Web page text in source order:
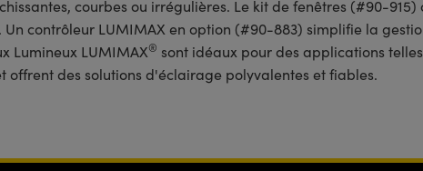
courbes ou irrégulières. Le kit de fenêtres (#90-
contrôleur LUMIMAX en option (#90-883) simplifie la
Lumineux LUMIMAX® sont idéaux pour des applications
des solutions d'éclairage polyvalentes et fiables.